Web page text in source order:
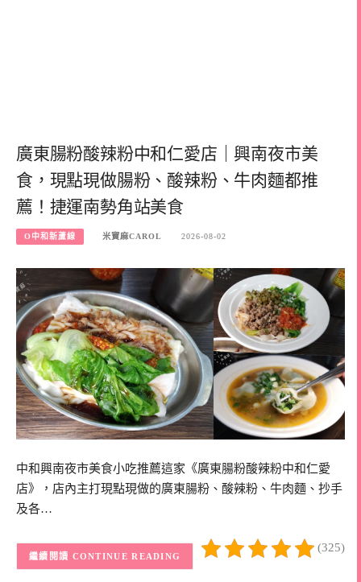
廣東腸粉酸辣粉中和仁愛店｜興南夜市美
食，現點現做腸粉、酸辣粉、牛肉麵都推
薦！捷運南勢角站美食
O中和新蘆線 米寶麻CAROL 2026-08-02
中和興南夜市美食小吃推薦這家《廣東腸粉酸辣粉中和仁愛
店》，店內主打現點現做的廣東腸粉、酸辣粉、牛肉麵、抄手
及各…
(325)
CONTINUE READING